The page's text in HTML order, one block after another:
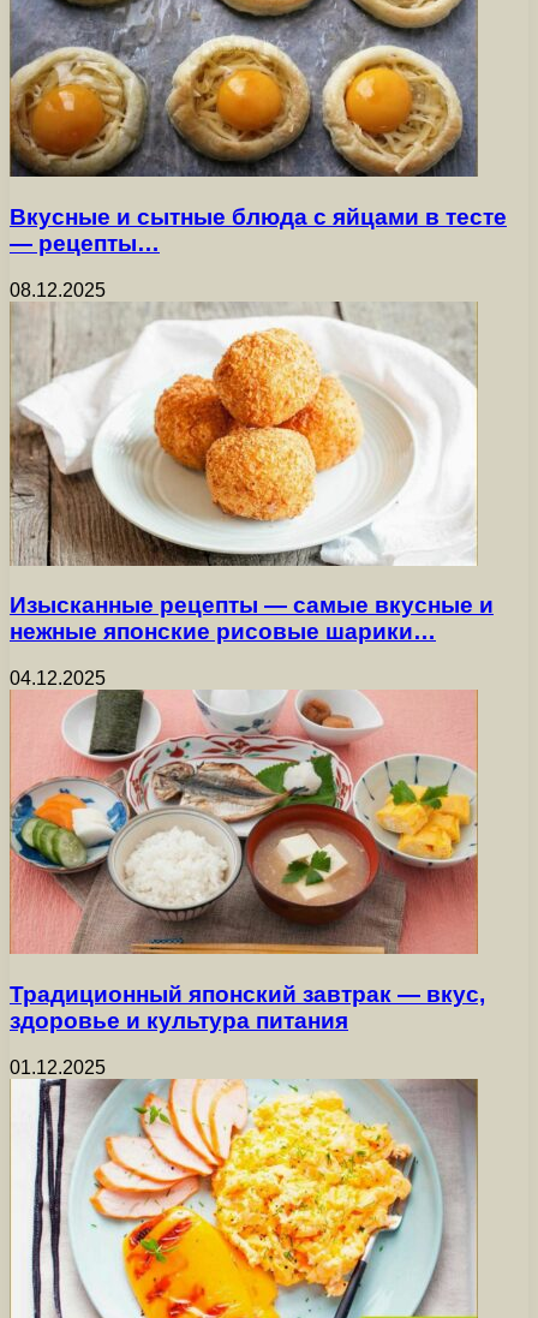
Вкусные и сытные блюда с яйцами в тесте
— рецепты…
08.12.2025
Изысканные рецепты — самые вкусные и
нежные японские рисовые шарики…
04.12.2025
Традиционный японский завтрак — вкус,
здоровье и культура питания
01.12.2025